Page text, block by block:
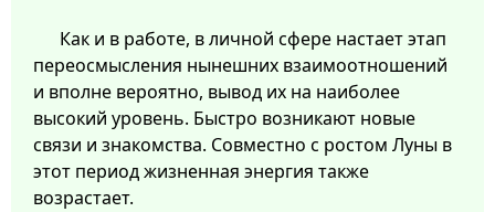
Как и в работе, в личной сфере настает этап
переосмысления нынешних взаимоотношений
и вполне вероятно, вывод их на наиболее
высокий уровень. Быстро возникают новые
связи и знакомства. Совместно с ростом Луны в
этот период жизненная энергия также
возрастает.